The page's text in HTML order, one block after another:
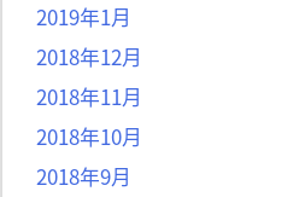
2019年1月
2018年12月
2018年11月
2018年10月
2018年9月